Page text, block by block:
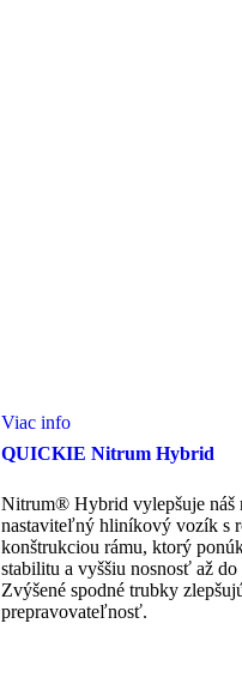
Viac info
QUICKIE Nitrum Hybrid
Nitrum® Hybrid vylepšuje náš
nastaviteľný hliníkový vozík s
konštrukciou rámu, ktorý
stabilitu a vyššiu nosnosť až do
Zvýšené spodné trubky
prepravovateľnosť.